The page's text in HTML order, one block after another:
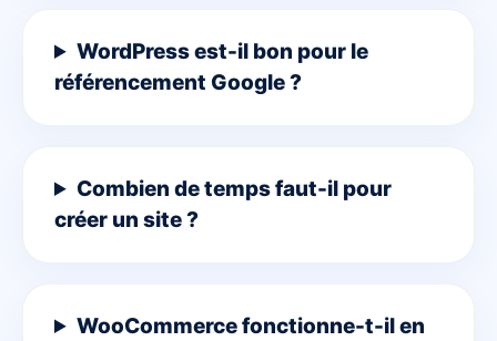
WordPress est-il bon pour le
référencement Google ?
Combien de temps faut-il pour
créer un site ?
WooCommerce fonctionne-t-il en